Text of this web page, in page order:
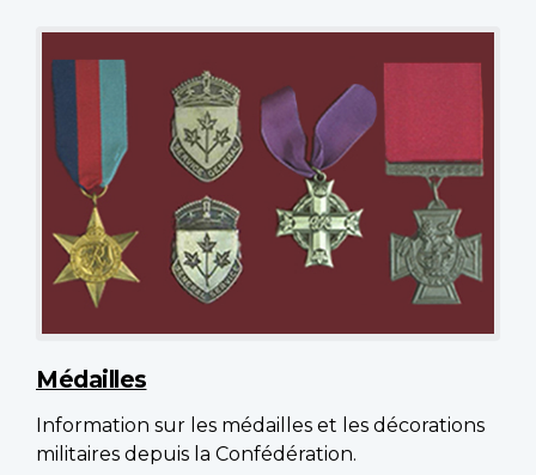
Médailles
Information sur les médailles et les décorations
militaires depuis la Confédération.